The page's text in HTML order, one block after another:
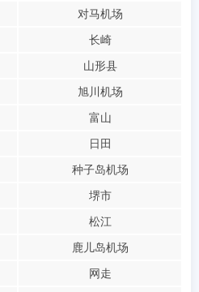
对马机场
长崎
山形县
旭川机场
富山
日田
种子岛机场
堺市
松江
鹿儿岛机场
网走